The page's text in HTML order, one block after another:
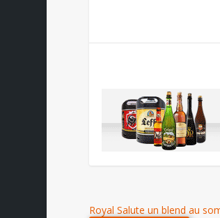
Royal Salute un blend au